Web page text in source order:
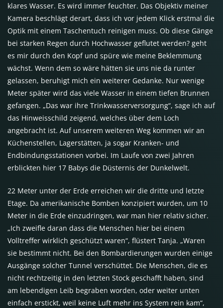
klares Wasser. Es wird immer feuchter. Das Objektiv meiner
Kamera beschlägt derart, dass ich vor jedem Klick erstmal die
Optik mit einem Taschentuch reinigen muss. Ob diese Gänge
bei starken Regen durch Hochwasser geflutet werden? geht
es mir durch den Kopf und spüre wie meine Beklemmung
wächst. Wenn dem so wäre hätten sie uns nie da runter
gelassen, beruhigt mich ein weiterer Gedanke. Nur wenige
Meter später wird das viele Wasser in einem tiefen Brunnen
gefangen. „Das war ihre Trinkwasserversorgung“, sage ich auf
das Hinweisschild zeigend, welches über dem Loch
angebracht ist. Auf unserem weiteren Weg kommen wir an
Küchenstellen, Lagerstätten, ja sogar Kranken- und
Endbindungsstationen vorbei. Im Laufe von zwei Jahren
erblickten hier 17 Babys die Düsternis der Dunkelwelt.
22 Meter unter der Erde erreichen wir die dritte und letzte
Etage. Da amerikanische Bomben konzipiert wurden, um 10
Meter in die Erde einzudringen, war man hier relativ sicher.
„Ich zweifle daran dass die Menschen hier bei einem
Volltreffer wirklich geschützt waren“, flüstert Tanja. „Waren
sie bestimmt nicht. Bei den Bombardierungen wurden einige
Ausgänge solcher Tunnel verschüttet. Die Menschen, die es
nicht rechtzeitig in den letzten Stock geschafft haben, sind
am lebendigen Leib begraben worden, oder weiter unten
einfach erstickt, weil keine Luft mehr ins System rein kam“,